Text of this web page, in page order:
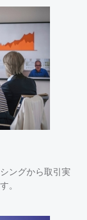
ングから取引実
。